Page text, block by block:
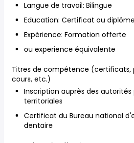
Langue de travail: Bilingue
Education: Certificat ou diplôme
Expérience: Formation offerte
ou experience équivalente
Titres de compétence (certificats,
cours, etc.)
Inscription auprès des autorités
territoriales
Certificat du Bureau national
dentaire